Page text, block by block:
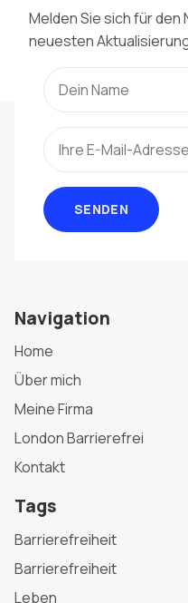
Melden Sie sich für den
neuesten
SENDEN
Navigation
Home
Über mich
Meine Firma
London Barrierefrei
Kontakt
Tags
Barrierefreiheit
Barrierefreiheit
Leben